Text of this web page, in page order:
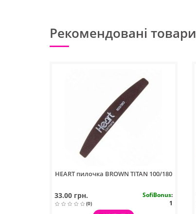
Рекомендовані товари
HEART пилочка BROWN TITAN 100/180
33.00 грн.
(0)
SofiBonus:
1